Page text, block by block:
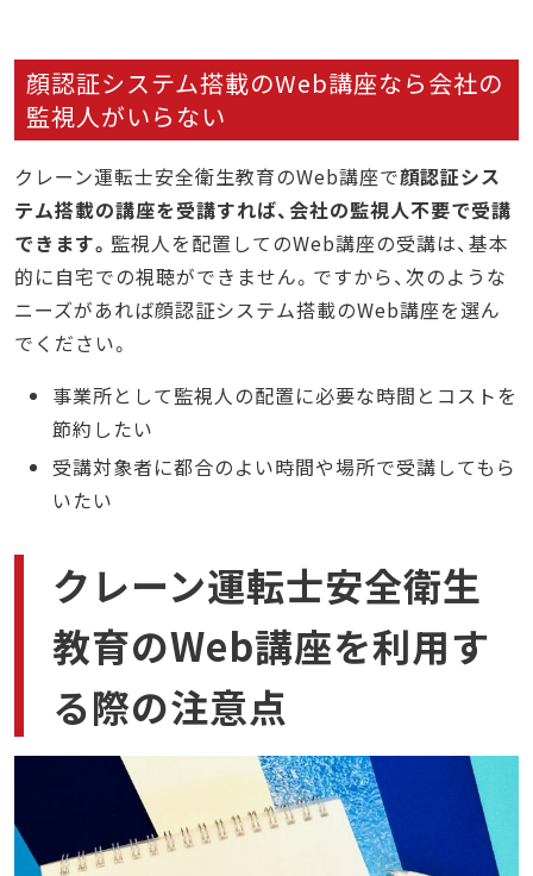
顔認証システム搭載のWeb講座なら会社の
監視人がいらない
クレーン運転士安全衛生教育のWeb講座で顔認証シス
テム搭載の講座を受講すれば、会社の監視人不要で受講
できます。 監視人を配置してのWeb講座の受講は、基本
的に自宅での視聴ができません。ですから、次のような
ニーズがあれば顔認証システム搭載のWeb講座を選ん
でください。
事業所として監視人の配置に必要な時間とコストを
節約したい
受講対象者に都合のよい時間や場所で受講してもら
いたい
クレーン運転士安全衛生
教育のWeb講座を利用す
る際の注意点